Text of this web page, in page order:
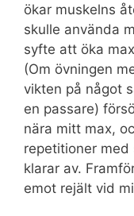
ökar muskelns
skulle använda
syfte att öka
(Om övningen
vikten på något
en passare)
nära mitt max,
repetitioner med
klarar av.
emot rejält vid